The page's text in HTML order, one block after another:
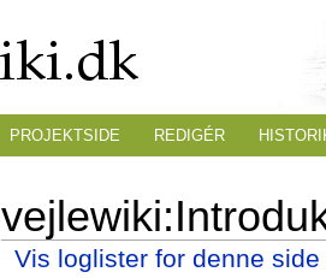
Vis loglister for denne side
PROJEKTSIDE REDIGÉR